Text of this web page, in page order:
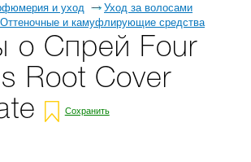
и уход
Уход за волосами
Оттеночные и камуфлирующие средства
о Спрей Four
Root Cover
Сохранить